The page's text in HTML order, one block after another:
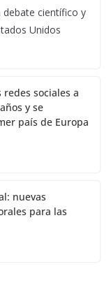
debate científico y
Unidos
sociales a
y se
país de Europa
nuevas
para las